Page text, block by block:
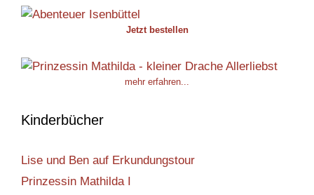
Jetzt bestellen
mehr erfahren...
Kinderbücher
Lise und Ben auf Erkundungstour
Prinzessin Mathilda I